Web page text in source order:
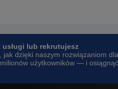
lub rekrutujesz
jak dzięki naszym rozwiązaniom dla
użytkowników — i osiągnąć